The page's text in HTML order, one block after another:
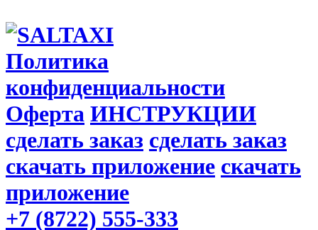
Политика
конфиденциальности
Оферта ИНСТРУКЦИИ
сделать заказ сделать заказ
скачать приложение скачать
приложение
+7 (8722) 555-333